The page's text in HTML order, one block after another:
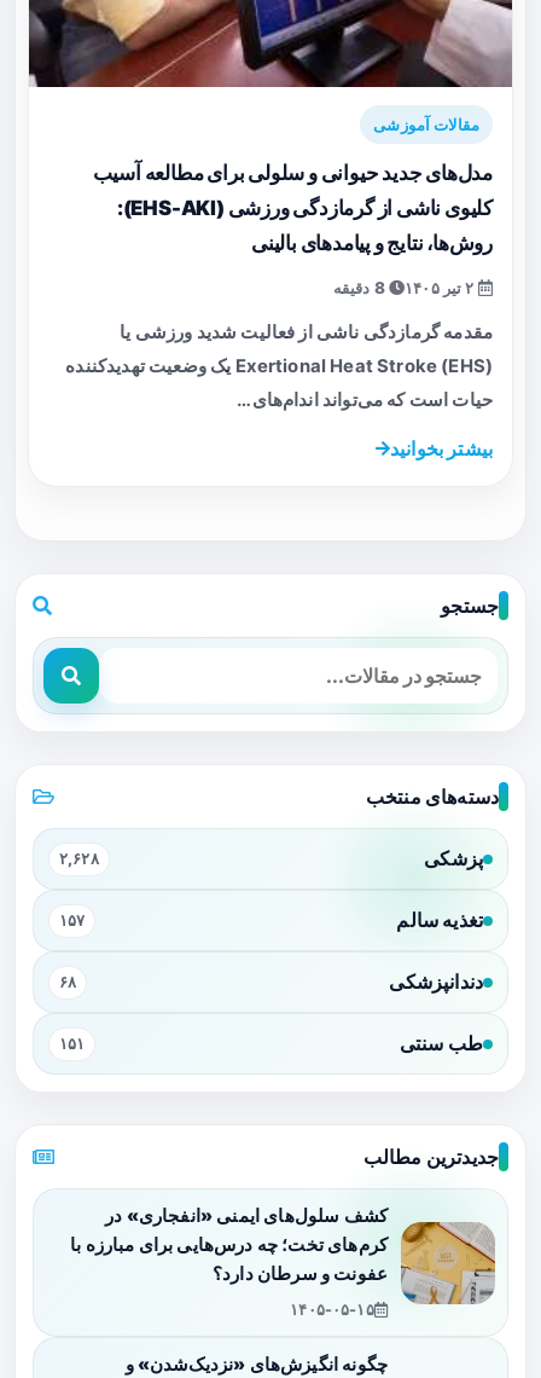
مقالات آموزشی
مدل‌های جدید حیوانی و سلولی برای مطالعه آسیب
کلیوی ناشی از گرمازدگی ورزشی (EHS-AKI):
روش‌ها، نتایج و پیامدهای بالینی
8 دقیقه
مقدمه گرمازدگی ناشی از فعالیت شدید ورزشی یا
Exertional Heat Stroke (EHS) یک وضعیت تهدیدکننده
حیات است که می‌تواند اندام‌های…
بیشتر بخوانید
جستجو
دسته‌های منتخب
پزشکی ۲,۶۲۸
تغذیه سالم ۱۵۷
دندانپزشکی ۶۸
طب سنتی ۱۵۱
جدیدترین مطالب
کشف سلول‌های ایمنی «انفجاری» در
کرم‌های تخت؛ چه درس‌هایی برای مبارزه با
عفونت و سرطان دارد؟
۱۴۰۵-۰۵-۱۵
چگونه انگیزش‌های «نزدیک‌شدن» و